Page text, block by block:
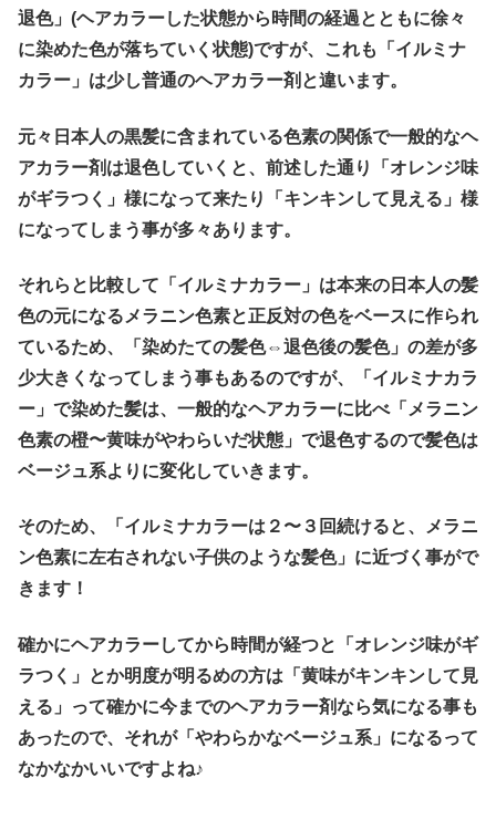
退色」(ヘアカラーした状態から時間の経過とともに徐々
に染めた色が落ちていく状態)ですが、これも「イルミナ
カラー」は少し普通のヘアカラー剤と違います。
元々日本人の黒髪に含まれている色素の関係で一般的なヘ
アカラー剤は退色していくと、前述した通り「オレンジ味
がギラつく」様になって来たり「キンキンして見える」様
になってしまう事が多々あります。
それらと比較して「イルミナカラー」は本来の日本人の髪
色の元になるメラニン色素と正反対の色をベースに作られ
ているため、「染めたての髪色⇔退色後の髪色」の差が多
少大きくなってしまう事もあるのですが、「イルミナカラ
ー」で染めた髪は、一般的なヘアカラーに比べ「メラニン
色素の橙〜黄味がやわらいだ状態」で退色するので髪色は
ベージュ系よりに変化していきます。
そのため、「イルミナカラーは２〜３回続けると、メラニ
ン色素に左右されない子供のような髪色」に近づく事がで
きます！
確かにヘアカラーしてから時間が経つと「オレンジ味がギ
ラつく」とか明度が明るめの方は「黄味がキンキンして見
える」って確かに今までのヘアカラー剤なら気になる事も
あったので、それが「やわらかなベージュ系」になるって
なかなかいいですよね♪